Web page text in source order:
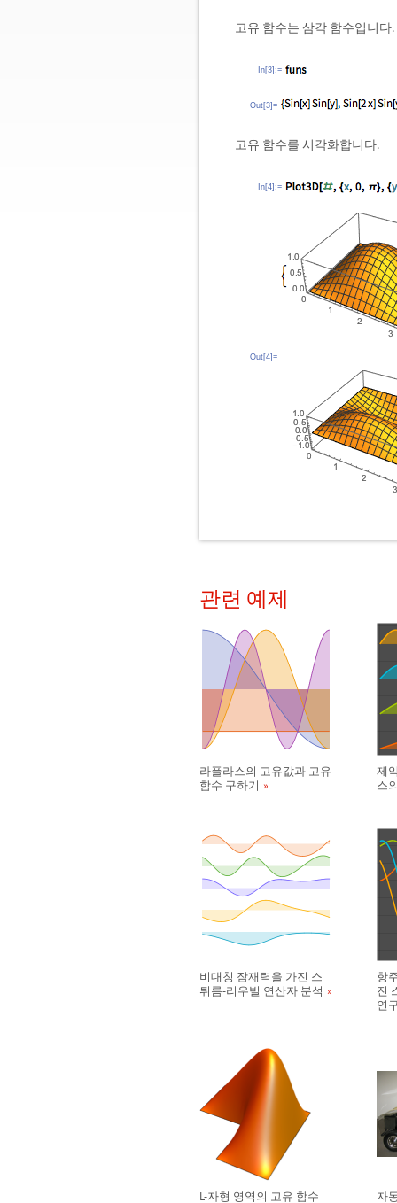
고유 함수는 삼각 함수입니다.
In[3]:=
Out[3]=
고유 함수를 시각화합니다.
In[4]:=
Out[4]=
관련 예제
라플라스의 고유값과 고유
함수 구하기
제
스
비대칭 잠재력을 가진 스
튀름-리우빌 연산자 분석
항
진
연
L-자형 영역의 고유 함수
자